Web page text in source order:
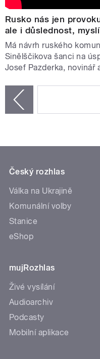
Rusko nás jen
ale i důslednost,
Má návrh ruského
Sinělščikova šanci na
Josef Pazderka, novinář
Český rozhlas
Válka na Ukrajině
Komunální volby
Stanice
eShop
mujRozhlas
Živé vysílání
Audioarchiv
Podcasty
Mobilní aplikace